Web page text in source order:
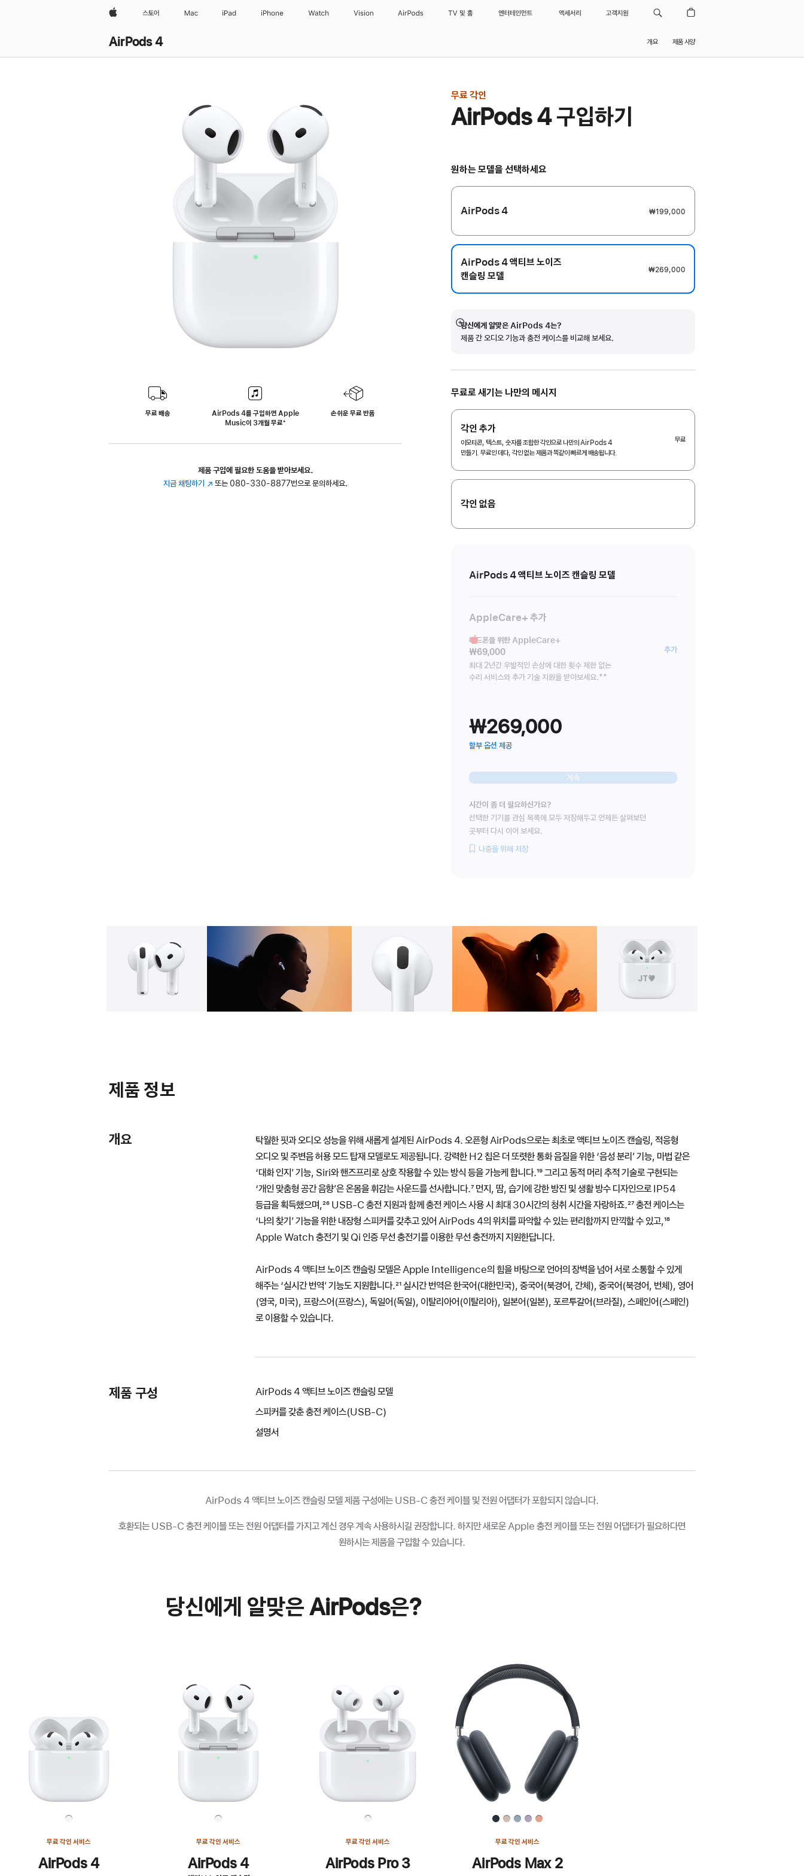
Apple스토어 Mac iPad iPhone Watch Vision AirPods TV 및 홈 엔터테인먼트 액세서리 고객지원
AirPods 4 개요 제품 사양
무료 배송
AirPods 4를 구입하면 Apple
Music이 3개월 무료‍각주
‍⁺
손쉬운 무료 반품
제품 구입에 필요한 도움을 받아보세요.
지금 채팅하기
(새 또는 080-330-8877번으로 문의하세요.
무료 각인
AirPods 4 구입하기
원하는 모델을 선택하세요
AirPods 4 ₩199,000
AirPods 4 액티브 노이즈
캔슬링 모델
₩269,000
당신에게 알맞은 AirPods 4는?
제품 간 오디오 기능과 충전 케이스를 비교해 보세요.
자세히
보기
무료로 새기는 나만의 메시지
각인 추가
이모티콘, 텍스트, 숫자를 조합한 각인으로 나만의 AirPods 4
만들기. 무료인 데다, 각인 없는 제품과 똑같이 빠르게 배송됩니다.
무료
각인 없음
AirPods 4 액티브 노이즈 캔슬링 모델
AppleCare+ 추가
헤드폰을 위한 AppleCare+
₩69,000
최대 2년간 우발적인 손상에 대한 횟수 제한 없는
수리 서비스와 추가 기술 지원을 받아보세요.각주
**
추가헤드폰을
₩269,000
할부 옵션 제공(새
열림)
계속
시간이 좀 더 필요하신가요?
선택한 기기를 관심 목록에 모두 저장해두고 언제든 살펴보던
곳부터 다시 이어 보세요.
나중을 위해 저장
이미지 이미지 갤러리이미지 갤러리
제품 정보
개요
탁월한 핏과 오디오 성능을 위해 새롭게 설계된 AirPods 4. 오픈형 AirPods으로는 최초로 액티브 노이즈 캔슬링, 적응형
오디오 및 주변음 허용 모드 탑재 모델로도 제공됩니다. 강력한 H2 칩은 더 또렷한 통화 음질을 위한 ‘음성 분리’ 기능, 마법 같은
‘대화 인지’ 기능, Siri와 핸즈프리로 상호 작용할 수 있는 방식 등을 가능케 합니다.각주
¹⁹ 그리고 동적 머리 추적 기술로 구현되는
‘개인 맞춤형 공간 음향’은 온몸을 휘감는 사운드를 선사합니다.각주
⁷ 먼지, 땀, 습기에 강한 방진 및 생활 방수 디자인으로 IP54
등급을 획득했으며,각주
²⁶ USB-C 충전 지원과 함께 충전 케이스 사용 시 최대 30시간의 청취 시간을 자랑하죠.각주
²⁷ 충전 케이스는
‘나의 찾기’ 기능을 위한 내장형 스피커를 갖추고 있어 AirPods 4의 위치를 파악할 수 있는 편리함까지 만끽할 수 있고,각주
¹⁸
Apple Watch 충전기 및 Qi 인증 무선 충전기를 이용한 무선 충전까지 지원한답니다.
AirPods 4 액티브 노이즈 캔슬링 모델은 Apple Intelligence의 힘을 바탕으로 언어의 장벽을 넘어 서로 소통할 수 있게
해주는 ‘실시간 번역’ 기능도 지원합니다.각주
²¹ 실시간 번역은 한국어(대한민국), 중국어(북경어, 간체), 중국어(북경어, 번체), 영어
(영국, 미국), 프랑스어(프랑스), 독일어(독일), 이탈리아어(이탈리아), 일본어(일본), 포르투갈어(브라질), 스페인어(스페인)
로 이용할 수 있습니다.
제품 구성
AirPods 4 액티브 노이즈 캔슬링 모델
스피커를 갖춘 충전 케이스(USB-C)
설명서
AirPods 4 액티브 노이즈 캔슬링 모델 제품 구성에는 USB-C 충전 케이블 및 전원 어댑터가 포함되지 않습니다.
호환되는 USB-C 충전 케이블 또는 전원 어댑터를 가지고 계신 경우 계속 사용하시길 권장합니다. 하지만 새로운 Apple 충전 케이블 또는 전원 어댑터가 필요하다면
원하시는 제품을 구입할 수 있습니다.
당신에게 알맞은 AirPods은?
무료 각인 서비스
AirPods 4
무료 각인 서비스
AirPods 4
무료 각인 서비스
AirPods Pro 3
무료 각인 서비스
AirPods Max 2